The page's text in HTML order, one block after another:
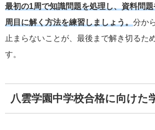
最初の1周で知識問題を処理し、資料問
周目に解く方法を練習しましょう。 分か
止まらないことが、最後まで解き切るた
す。
八雲学園中学校合格に向けた